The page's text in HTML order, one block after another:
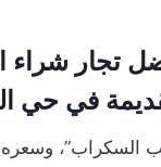
تجار شراء
في حي
السكراب”، وسعره